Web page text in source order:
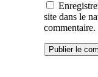
site dans le
commentaire.